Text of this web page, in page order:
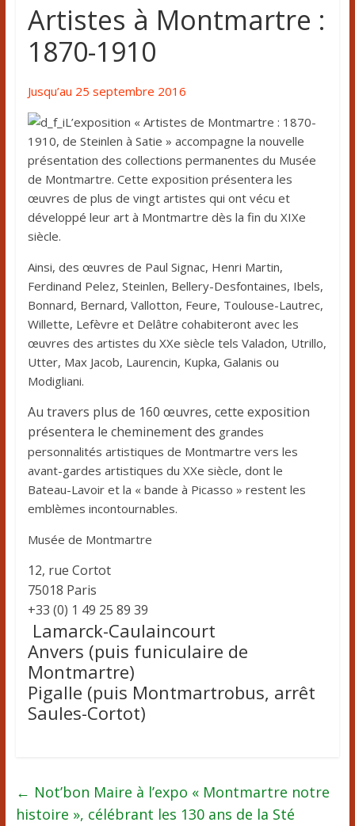
Artistes à Montmartre :
1870-1910
Jusqu’au 25 septembre 2016
L’exposition « Artistes de Montmartre : 1870-
1910, de Steinlen à Satie » accompagne la nouvelle
présentation des collections permanentes du Musée
de Montmartre. Cette exposition présentera les
œuvres de plus de vingt artistes qui ont vécu et
développé leur art à Montmartre dès la fin du XIXe
siècle.
Ainsi, des œuvres de Paul Signac, Henri Martin,
Ferdinand Pelez, Steinlen, Bellery-Desfontaines, Ibels,
Bonnard, Bernard, Vallotton, Feure, Toulouse-Lautrec,
Willette, Lefèvre et Delâtre cohabiteront avec les
œuvres des artistes du XXe siècle tels Valadon, Utrillo,
Utter, Max Jacob, Laurencin, Kupka, Galanis ou
Modigliani.
Au travers plus de 160 œuvres, cette exposition
présentera le cheminement des grandes
personnalités artistiques de Montmartre vers les
avant-gardes artistiques du XXe siècle, dont le
Bateau-Lavoir et la « bande à Picasso » restent les
emblèmes incontournables.
Musée de Montmartre
12, rue Cortot
75018 Paris
+33 (0) 1 49 25 89 39
Lamarck-Caulaincourt
Anvers (puis funiculaire de
Montmartre)
Pigalle (puis Montmartrobus, arrêt
Saules-Cortot)
← Not’bon Maire à l’expo « Montmartre notre
histoire », célébrant les 130 ans de la Sté